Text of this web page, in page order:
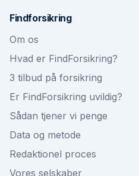
Findforsikring
Om os
Hvad er FindForsikring?
3 tilbud på forsikring
Er FindForsikring uvildig?
Sådan tjener vi penge
Data og metode
Redaktionel proces
Vores selskaber